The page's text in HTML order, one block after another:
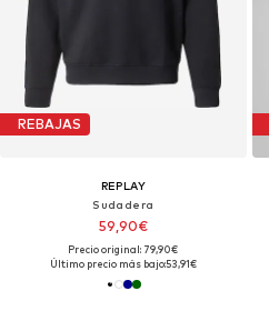
REBAJAS
REPLAY
Sudadera
59,90€
Precio original: 79,90€
Último precio más bajo:53,91€